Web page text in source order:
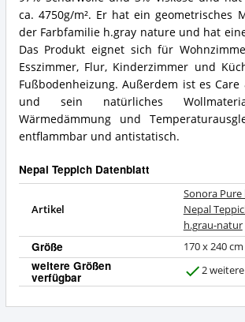
ca. 4750g/m². Er hat ein geometrisches
der Farbfamilie h.gray nature und hat
Das Produkt eignet sich für
Esszimmer, Flur, Kinderzimmer und
Fußbodenheizung. Außerdem ist es
und sein natürliches
Wärmedämmung und
entflammbar und antistatisch.
Nepal Teppich Datenblatt
Artikel
Sonora
Nepal
h.grau-natur
Größe 170 x 240 cm
weitere Größen
verfügbar 2